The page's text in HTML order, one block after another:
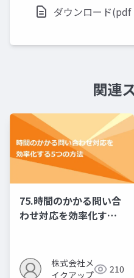
ダウンロード(pdf
関連
75.時間のかかる問い合
わせ対応を効率化する5
株式会社メ
イクアップ
210